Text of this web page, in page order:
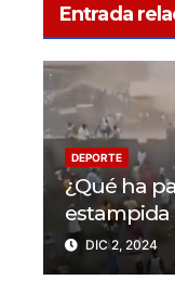
Entrada
DEPORTE
¿Qué ha
partido en
DIC 2, 2024